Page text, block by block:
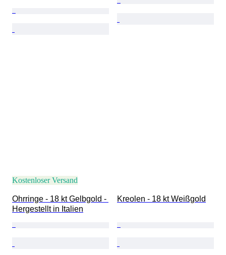
Kostenloser Versand
Ohrringe - 18 kt Gelbgold -
Hergestellt in Italien
Kreolen - 18 kt Weißgold